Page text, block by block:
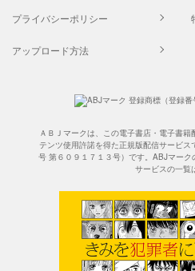
プライバシーポリシー
アップロード方法
ＡＢＪマークは、この電子書店・電子書
テンツ使用許諾を得た正規版配信サービ
号 第６０９１７１３号）です。ABJマー
サービスの一覧